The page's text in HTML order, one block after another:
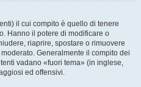
il cui compito è quello di tenere
Hanno il potere di modificare o
riaprire, spostare o rimuovere
Generalmente il compito dei
vadano «fuori tema» (in inglese,
ed offensivi.